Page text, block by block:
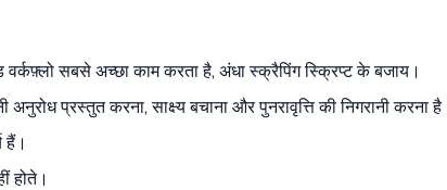
सबसे अच्छा काम करता है, अंधा स्क्रैपिंग स्क्रिप्ट के बजाय।
प्रस्तुत करना, साक्ष्य बचाना और पुनरावृत्ति की निगरानी करना
हैं।
होते।